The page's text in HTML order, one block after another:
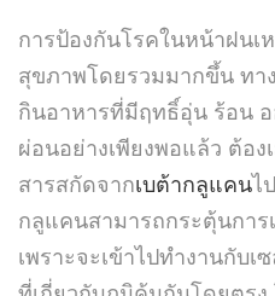
การป้องกันโรคในหน้าฝน
สุขภาพโดยรวมมากขึ้น ทา
กินอาหารที่มีฤทธิ์อุ่น ร้อน
ผ่อนอย่างเพียงพอแล้ว ต้อ
สารสกัดจากเบต้ากลูแคนไ
กลูแคนสามารถกระตุ้นกา
เพราะจะเข้าไปทำงานกับเ